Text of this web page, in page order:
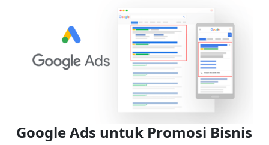
Google Ads untuk Promosi Bisnis